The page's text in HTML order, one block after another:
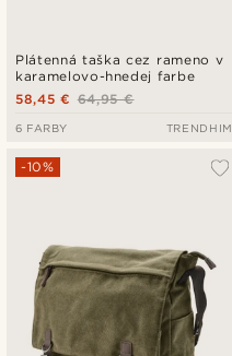
Plátenná taška cez rameno v
karamelovo-hnedej farbe
64,95 €
58,45 €
6 FARBY TRENDHIM
-10%